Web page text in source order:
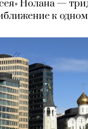
Нолана —
к